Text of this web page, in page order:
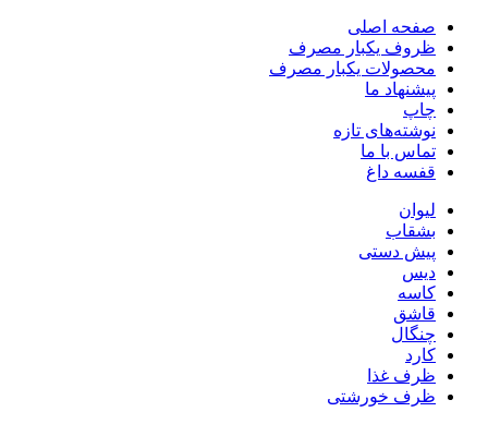
صفحه اصلی
ظروف یکبار مصرف
محصولات یکبار مصرف
پیشنهاد ما
چاپ
نوشته‌های تازه
تماس با ما
قفسه داغ
لیوان
بشقاب
پیش دستی
دیس
کاسه
قاشق
چنگال
کارد
ظرف غذا
ظرف خورشتی